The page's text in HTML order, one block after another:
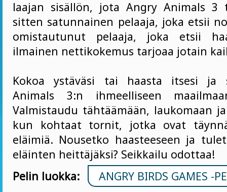
laajan sisällön, jota Angry Animals 3
sitten satunnainen pelaaja, joka etsii
omistautunut pelaaja, joka etsii
ilmainen nettikokemus tarjoaa jotain
Kokoa ystäväsi tai haasta itsesi ja
Animals 3:n ihmeelliseen
Valmistaudu tähtäämään, laukomaan
kun kohtaat tornit, jotka ovat
eläimiä. Nousetko haasteeseen ja
eläinten heittäjäksi? Seikkailu odottaa!
Pelin luokka:
ANGRY BIRDS GAMES -